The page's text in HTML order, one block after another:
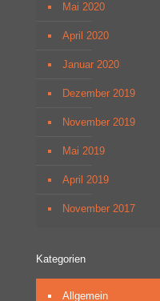
Mai 2020
April 2020
Januar 2020
Dezember 2019
November 2019
Mai 2019
April 2019
November 2017
Kategorien
Allgemein